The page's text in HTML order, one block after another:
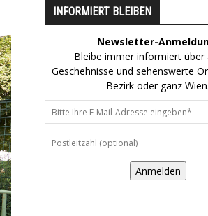
INFORMIERT BLEIBEN
Newsletter-
Bleibe immer informiert über
Geschehnisse und sehenswerte
Bezirk oder ganz Wien.
Anmelden